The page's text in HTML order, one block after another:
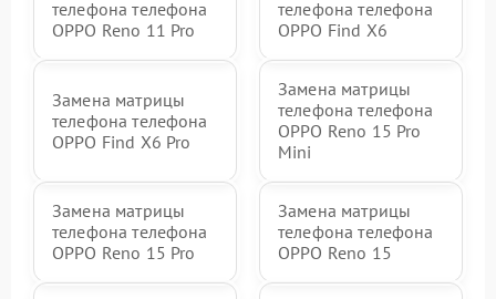
телефона телефона
OPPO Reno 11 Pro
телефона телефона
OPPO Find X6
Замена матрицы
телефона телефона
OPPO Find X6 Pro
Замена матрицы
телефона телефона
OPPO Reno 15 Pro
Mini
Замена матрицы
телефона телефона
OPPO Reno 15 Pro
Замена матрицы
телефона телефона
OPPO Reno 15